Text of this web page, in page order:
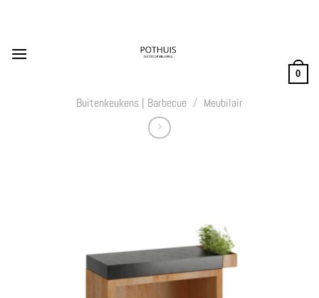
0
Buitenkeukens | Barbecue / Meubilair